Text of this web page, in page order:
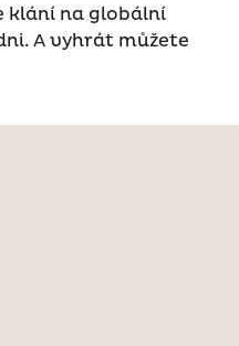
klání na globální
A vyhrát můžete